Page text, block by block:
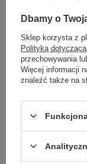
Dbamy o
Sklep korzysta z
Polityką
przechowywania
Więcej informacji
znaleźć także na